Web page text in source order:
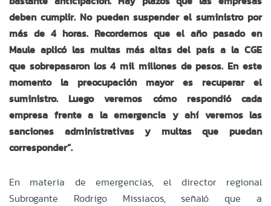
deben cumplir. No pueden suspender el suministro por
más de 4 horas. Recordemos que el año pasado en
Maule aplicó las multas más altas del país a la CGE
que sobrepasaron los 4 mil millones de pesos. En este
momento la preocupación mayor es recuperar el
suministro. Luego veremos cómo respondió cada
empresa frente a la emergencia y ahí veremos las
sanciones administrativas y multas que puedan
corresponder”.
En materia de emergencias, el director regional
Subrogante Rodrigo Missiacos, señaló que a